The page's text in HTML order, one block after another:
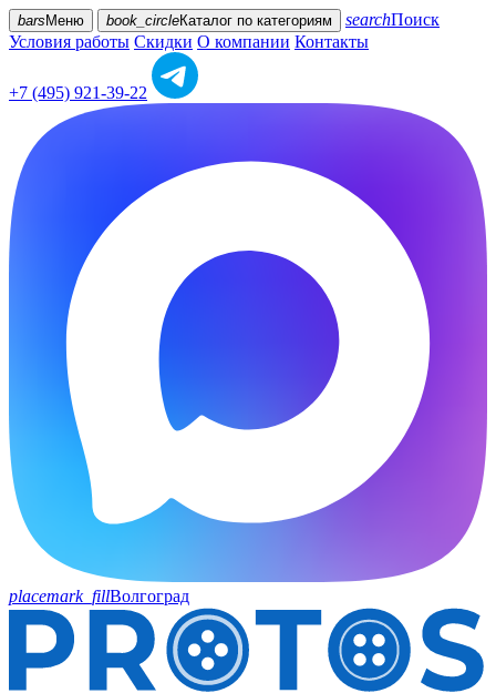
bars Меню book_circleКаталог по категориям searchПоиск
Условия работы Скидки О компании Контакты
+7 (495) 921-39-22
placemark_fillВолгоград